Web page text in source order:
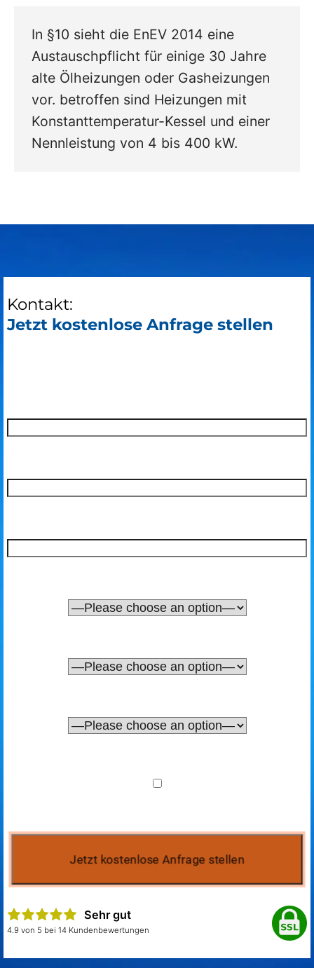
In §10 sieht die EnEV 2014 eine
Austauschpflicht für einige 30 Jahre
alte Ölheizungen oder Gasheizungen
vor. betroffen sind Heizungen mit
Konstanttemperatur-Kessel und einer
Nennleistung von 4 bis 400 kW.
Kontakt:
Jetzt kostenlose Anfrage stellen
Sehr gut
4.9 von 5 bei 14 Kundenbewertungen